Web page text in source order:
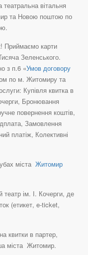
театральна вітальня
та Новою поштою по
Приймаємо карти
Зеленського.
з п.6 «Умов договору
по м. Житомиру та
Купівля квитка в
Бронювання
повернення коштів,
Замовлення
платіж, Колективні
міста Житомир
ім. І. Кочерги, де
(етикет, e-ticket,
квитки в партер,
міста Житомир.